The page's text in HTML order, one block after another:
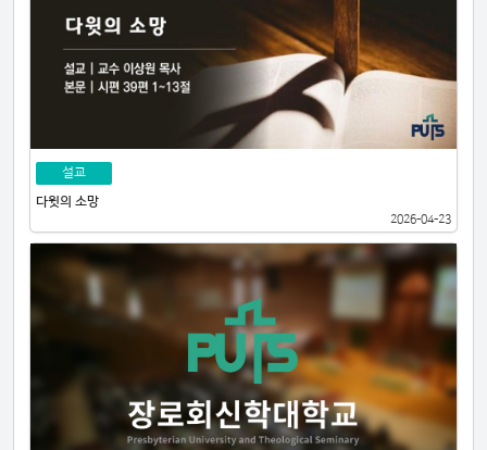
설교
다윗의 소망
2026-04-23